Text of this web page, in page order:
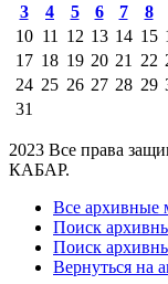
3
4 5 6 7 8
10 11 12 13 14 15
17 18 19 20 21 22
24 25 26 27 28 29
31
2023 Все права
КАБАР.
Все архивные
Поиск
Поиск
Вернуться на